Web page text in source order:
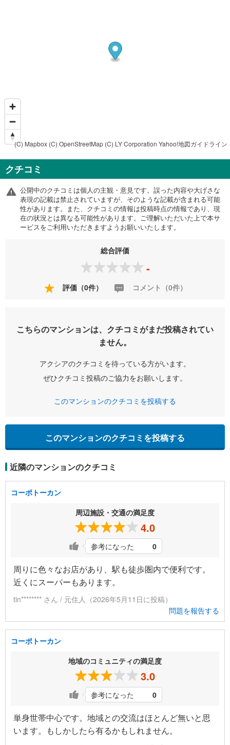
(C) Mapbox (C) OpenStreetMap (C) LY Corporation Yahoo!地図ガイドライン
クチコミ
公開中のクチコミは個人の主観・意見です。誤った内容や大げさな
表現の記載は禁止されていますが、そのような記載が含まれる可能
性があります。また、クチコミの情報は投稿時点の情報であり、現
在の状況とは異なる可能性があります。ご理解いただいた上で本サ
ービスをご利用いただきますようお願いいたします。
総合評価
-
評価（0件） コメント（0件）
こちらのマンションは、クチコミがまだ投稿されてい
ません。
アクシアのクチコミを待っている方がいます。
ぜひクチコミ投稿のご協力をお願いします。
このマンションのクチコミを投稿する
このマンションのクチコミを投稿する
近隣のマンションのクチコミ
コーポトーカン
周辺施設・交通の満足度
4.0
参考になった 0
周りに色々なお店があり、駅も徒歩圏内で便利です。
近くにスーパーもあります。
tin******** さん / 元住人（2026年5月11日に投稿）
問題を報告する
コーポトーカン
地域のコミュニティの満足度
3.0
参考になった 0
単身世帯中心です。地域との交流はほとんど無いと思
います。もしかしたら有るかもしれません。